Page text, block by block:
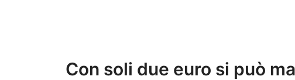
Con soli due euro si può